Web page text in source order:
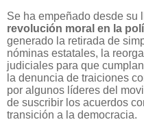
Se ha empeñado desde su
revolución moral en la
generado la retirada de
nóminas estatales, la
judiciales para que
la denuncia de traiciones
por algunos líderes del
de suscribir los acuerdos
transición a la democracia.